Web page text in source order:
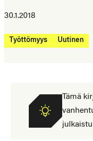
30.1.2018
Työttömyys Uutinen
Tämä